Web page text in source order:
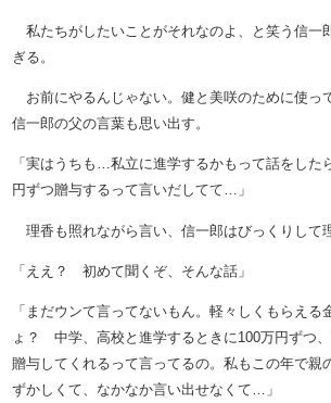
私たちがしたいことがそれなのよ、と笑う信一
ぎる。
お前にやるんじゃない。健と美咲のために使っ
信一郎の父の言葉も思い出す。
「実はうちも…私立に進学するかもって話をした
円ずつ贈与するって言いだしてて…」
理香も照れながら言い、信一郎はびっくりして
「ええ？ 初めて聞くぞ、そんな話」
「まだウンて言ってないもん。軽々しくもらえる
ょ？ 中学、高校と進学するときに100万円ずつ
贈与してくれるって言ってるの。私もこの年で親
ずかしくて、なかなか言い出せなくて…」